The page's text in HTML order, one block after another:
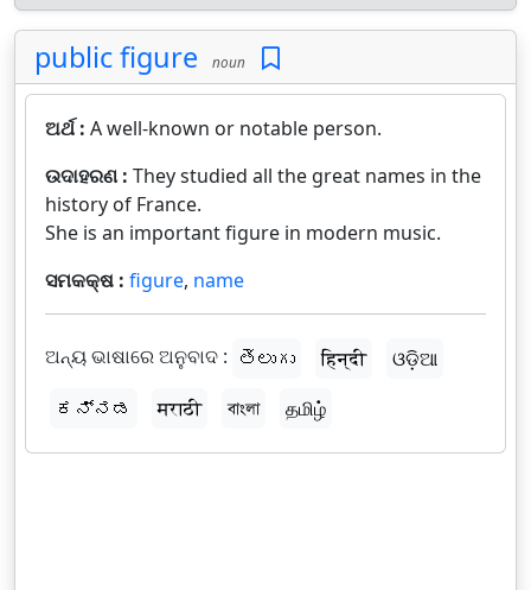
public figure noun
ଅର୍ଥ : A well-known or notable person.
ଉଦାହରଣ : They studied all the great names in the
history of France.
She is an important figure in modern music.
ସମକକ୍ଷ : figure, name
ଅନ୍ୟ ଭାଷାରେ ଅନୁବାଦ : తెలుగు हिन्दी
ଓଡ଼ିଆ
ಕನ್ನಡ
मराठी বাংলা தமிழ்